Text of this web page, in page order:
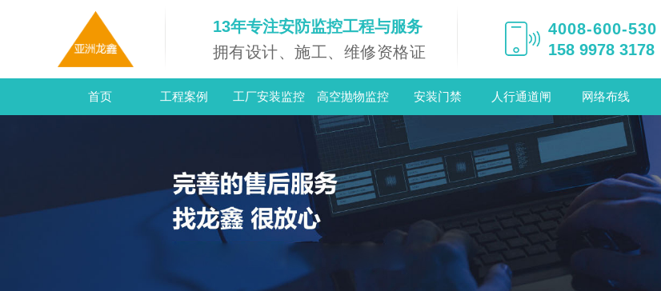
13年专注安防监控工程与服务
拥有设计、施工、维修资格证
4008-600-530
158 9978 3178
首页 工程案例 工厂安装监控 高空抛物监控 安装门禁 人行通道闸 网络布线